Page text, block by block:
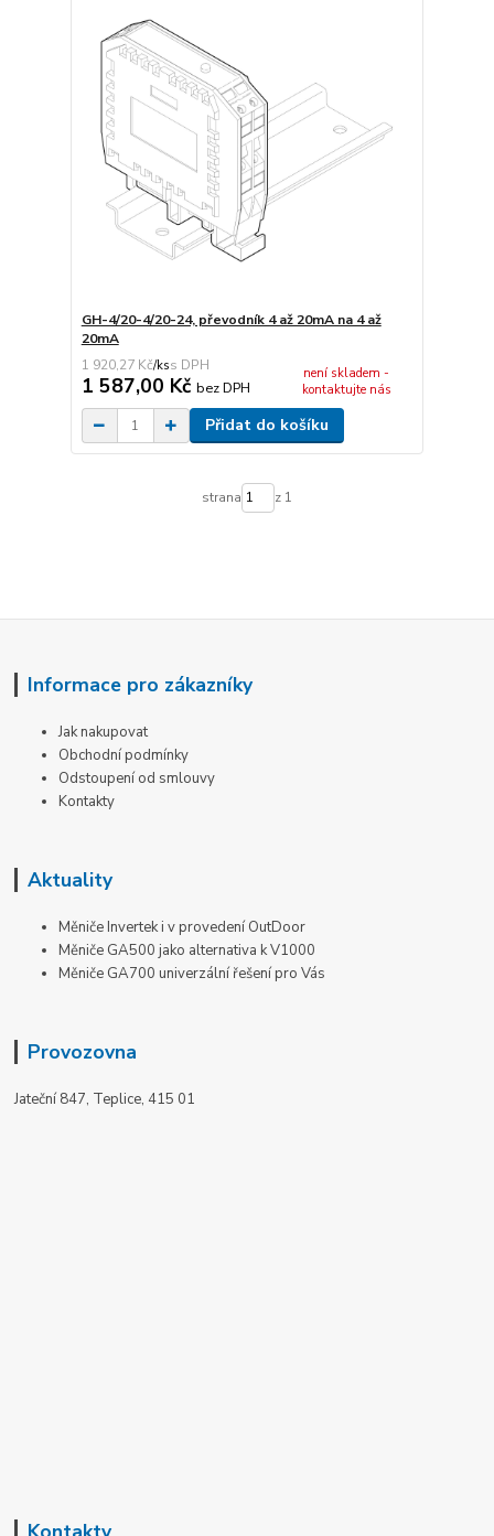
GH-4/20-4/20-24, převodník 4 až 20mA na 4 až
20mA
1 920,27 Kč/ks
1 587,00 Kč bez DPH
není skladem -
kontaktujte nás
Přidat do košíku
strana z 1
Informace pro zákazníky
Jak nakupovat
Obchodní podmínky
Odstoupení od smlouvy
Kontakty
Aktuality
Měniče Invertek i v provedení OutDoor
Měniče GA500 jako alternativa k V1000
Měniče GA700 univerzální řešení pro Vás
Provozovna
Jateční 847, Teplice, 415 01